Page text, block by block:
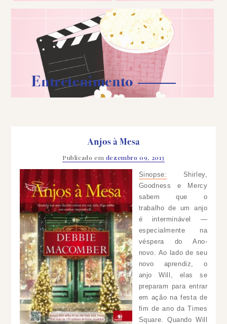
Entretenimento
Anjos à Mesa
Publicado em dezembro 09, 2013
Sinopse: Shirley,
Goodness e Mercy
sabem que o
trabalho de um anjo
é interminável —
especialmente na
véspera do Ano-
novo. Ao lado de seu
novo aprendiz, o
anjo Will, elas se
preparam para entrar
em ação na festa de
fim de ano da Times
Square. Quando Will